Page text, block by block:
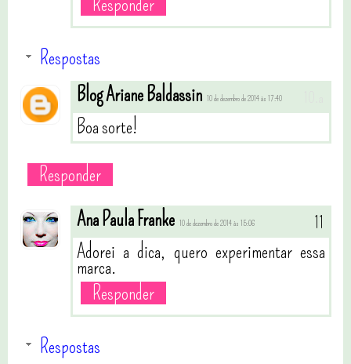
Responder
Respostas
Blog Ariane Baldassin
10 de dezembro de 2014 às 17:40
Boa sorte!
Responder
Ana Paula Franke 10 de dezembro de 2014 às 15:06
Adorei a dica, quero experimentar essa
marca.
Responder
Respostas